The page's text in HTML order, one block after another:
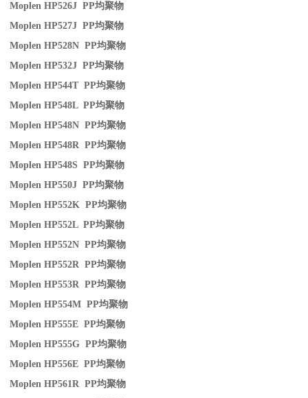
Moplen HP526J PP均聚物
Moplen HP527J PP均聚物
Moplen HP528N PP均聚物
Moplen HP532J PP均聚物
Moplen HP544T PP均聚物
Moplen HP548L PP均聚物
Moplen HP548N PP均聚物
Moplen HP548R PP均聚物
Moplen HP548S PP均聚物
Moplen HP550J PP均聚物
Moplen HP552K PP均聚物
Moplen HP552L PP均聚物
Moplen HP552N PP均聚物
Moplen HP552R PP均聚物
Moplen HP553R PP均聚物
Moplen HP554M PP均聚物
Moplen HP555E PP均聚物
Moplen HP555G PP均聚物
Moplen HP556E PP均聚物
Moplen HP561R PP均聚物